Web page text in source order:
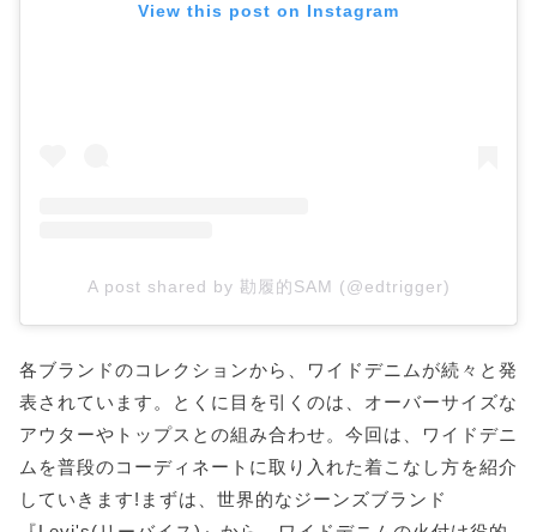
View this post on Instagram
A post shared by 勘履的SAM (@edtrigger)
各ブランドのコレクションから、ワイドデニムが続々と発
表されています。とくに目を引くのは、オーバーサイズな
アウターやトップスとの組み合わせ。今回は、ワイドデニ
ムを普段のコーディネートに取り入れた着こなし方を紹介
していきます!まずは、世界的なジーンズブランド